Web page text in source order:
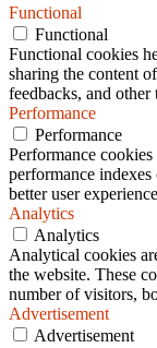
Functional
Functional
Functional cookies
sharing the content
feedbacks, and
Performance
Performance
Performance
performance
better user
Analytics
Analytics
Analytical cookies
the website. These
number of visitors,
Advertisement
Advertisement